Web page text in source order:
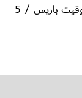
الاثنين، 7 أكتوبر، الساعة 4 مساءً بتوقيت باريس / 5